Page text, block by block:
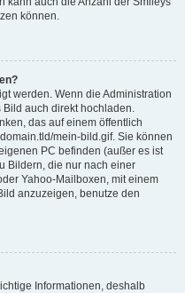
können.
werden. Wenn die Administration
auch direkt hochladen.
das auf einem öffentlich
mein-bild.gif. Sie können
PC befinden (außer es ist
Bildern, die nur nach einer
Yahoo-Mailboxen, mit einem
anzuzeigen, benutze den
Informationen, deshalb